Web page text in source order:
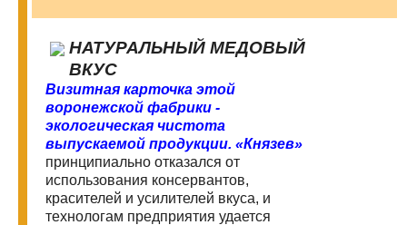
НАТУРАЛЬНЫЙ МЕДОВЫЙ
ВКУС
Визитная карточка этой
воронежской фабрики -
экологическая чистота
выпускаемой продукции. «Князев»
принципиально отказался от
использования консервантов,
красителей и усилителей вкуса, и
технологам предприятия удается